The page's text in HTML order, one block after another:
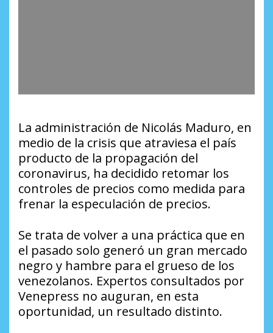
La administración de Nicolás Maduro, en
medio de la crisis que atraviesa el país
producto de la propagación del
coronavirus, ha decidido retomar los
controles de precios como medida para
frenar la especulación de precios.
Se trata de volver a una práctica que en
el pasado solo generó un gran mercado
negro y hambre para el grueso de los
venezolanos. Expertos consultados por
Venepress no auguran, en esta
oportunidad, un resultado distinto.